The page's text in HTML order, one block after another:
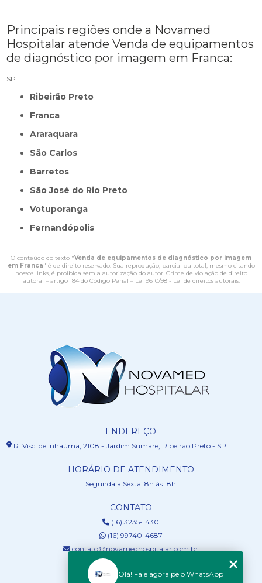
Principais regiões onde a Novamed
Hospitalar atende Venda de equipamentos
de diagnóstico por imagem em Franca:
SP
Ribeirão Preto
Franca
Araraquara
São Carlos
Barretos
São José do Rio Preto
Votuporanga
Fernandópolis
O conteúdo do texto "Venda de equipamentos de diagnóstico por imagem
em Franca" é de direito reservado. Sua reprodução, parcial ou total, mesmo citando
nossos links, é proibida sem a autorização do autor. Crime de violação de direito
autoral – artigo 184 do Código Penal – Lei 9610/98 - Lei de direitos autorais.
ENDEREÇO
R. Visc. de Inhaúma, 2108 - Jardim Sumare, Ribeirão Preto - SP
HORÁRIO DE ATENDIMENTO
Segunda a Sexta: 8h ás 18h
CONTATO
(16) 3235-1430
(16) 99740-4687
contato@novamedhospitalar.com.br
MENU
Olá! Fale agora pelo WhatsApp